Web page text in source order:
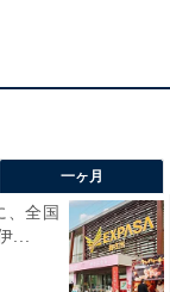
ーしないの
一ヶ月
、全国
...